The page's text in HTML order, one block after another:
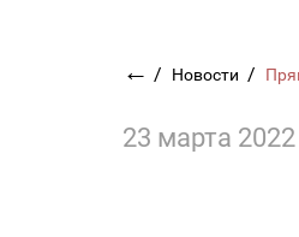
← / Новости /
23 марта 2022